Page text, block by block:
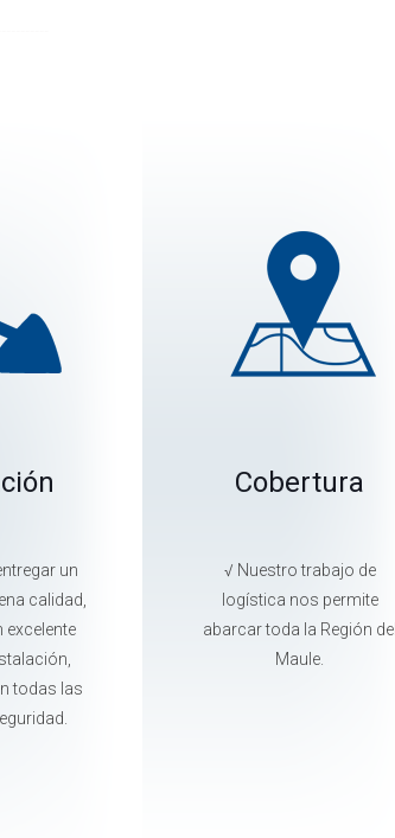
un
calidad,
todas las
Cobertura
√ Nuestro trabajo de
logística nos permite
abarcar toda la Región del
Maule.